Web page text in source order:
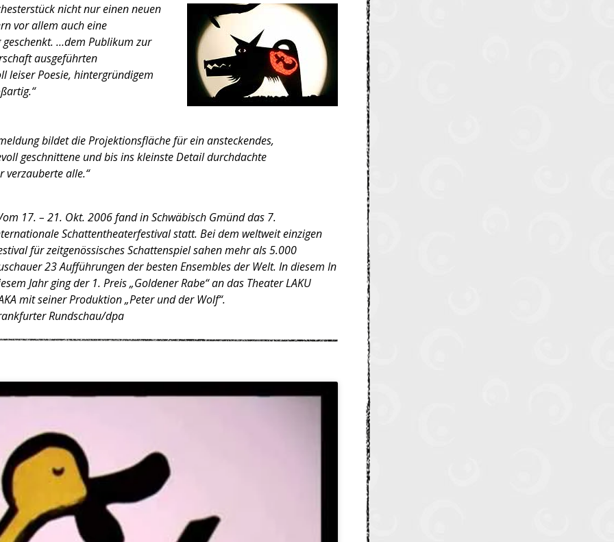
nicht nur einen neuen
vor allem auch eine
…dem Publikum zur
ausgeführten
leiser Poesie, hintergründigem
bildet die Projektionsfläche für ein ansteckendes,
geschnittene und bis ins kleinste Detail durchdachte
verzauberte alle.“
17. – 21. Okt. 2006 fand in Schwäbisch Gmünd das 7.
Schattentheaterfestival statt. Bei dem weltweit einzigen
für zeitgenössisches Schattenspiel sahen mehr als 5.000
23 Aufführungen der besten Ensembles der Welt. In diesem In
Jahr ging der 1. Preis „Goldener Rabe“ an das Theater LAKU
mit seiner Produktion „Peter und der Wolf“.
Rundschau/dpa